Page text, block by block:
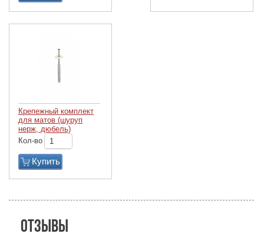
Крепежный комплект
для матов (шуруп
нерж, дюбель)
Кол-во
Купить
Отзывы